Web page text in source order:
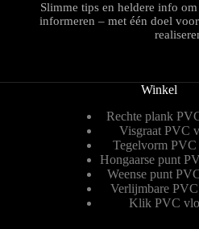
Slimme tips en heldere info
informeren – met één doel
Winkel
Rechte plank
Visgraat PVC
Tegelvorm PVC
Hongaarse punt
Weense punt
Verlijmbare
Klik PVC